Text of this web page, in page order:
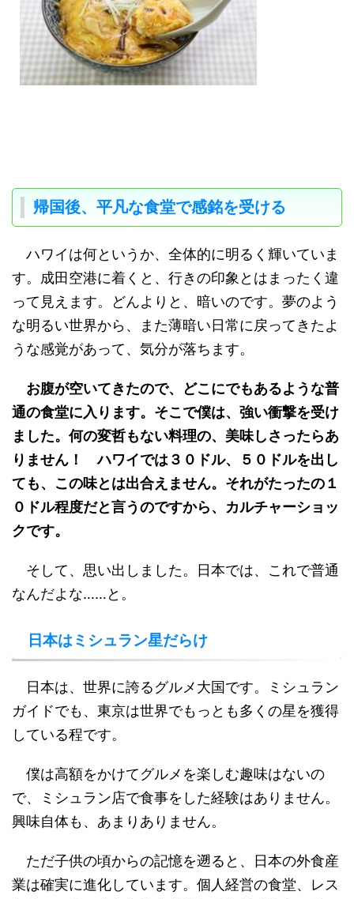
帰国後、平凡な食堂で感銘を受ける
ハワイは何というか、全体的に明るく輝いていま
す。成田空港に着くと、行きの印象とはまったく違
って見えます。どんよりと、暗いのです。夢のよう
な明るい世界から、また薄暗い日常に戻ってきたよ
うな感覚があって、気分が落ちます。
お腹が空いてきたので、どこにでもあるような普
通の食堂に入ります。そこで僕は、強い衝撃を受け
ました。何の変哲もない料理の、美味しさったらあ
りません！ ハワイでは３０ドル、５０ドルを出し
ても、この味とは出合えません。それがたったの１
０ドル程度だと言うのですから、カルチャーショッ
クです。
そして、思い出しました。日本では、これで普通
なんだよな……と。
日本はミシュラン星だらけ
日本は、世界に誇るグルメ大国です。ミシュラン
ガイドでも、東京は世界でもっとも多くの星を獲得
している程です。
僕は高額をかけてグルメを楽しむ趣味はないの
で、ミシュラン店で食事をした経験はありません。
興味自体も、あまりありません。
ただ子供の頃からの記憶を遡ると、日本の外食産
業は確実に進化しています。個人経営の食堂、レス